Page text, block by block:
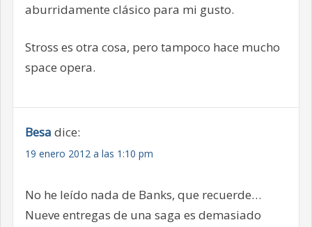
aburridamente clásico para mi gusto.
Stross es otra cosa, pero tampoco hace mucho
space opera.
Besa dice:
19 enero 2012 a las 1:10 pm
No he leído nada de Banks, que recuerde…
Nueve entregas de una saga es demasiado